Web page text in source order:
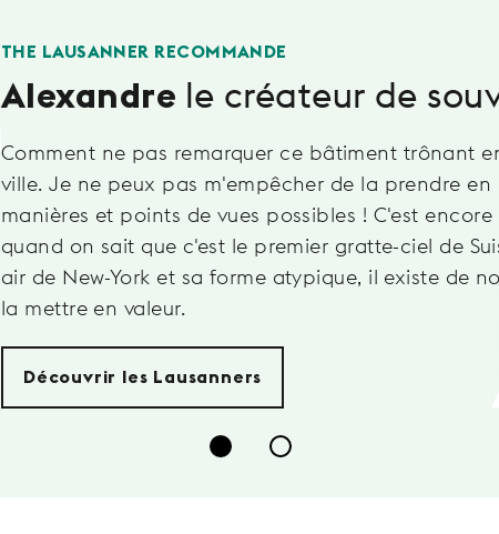
THE LAUSANNER RECOMMANDE
Alexandre le créateur de
Comment ne pas remarquer ce bâtiment trônant
ville. Je ne peux pas m'empêcher de la prendre
manières et points de vues possibles ! C'est
quand on sait que c'est le premier gratte-ciel de
air de New-York et sa forme atypique, il existe de
la mettre en valeur.
Découvrir les Lausanners